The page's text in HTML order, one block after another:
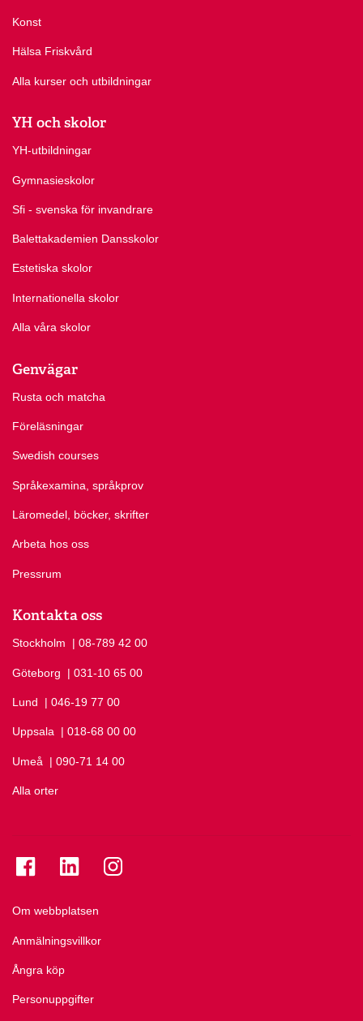
Konst
Hälsa Friskvård
Alla kurser och utbildningar
YH och skolor
YH-utbildningar
Gymnasieskolor
Sfi - svenska för invandrare
Balettakademien Dansskolor
Estetiska skolor
Internationella skolor
Alla våra skolor
Genvägar
Rusta och matcha
Föreläsningar
Swedish courses
Språkexamina, språkprov
Läromedel, böcker, skrifter
Arbeta hos oss
Pressrum
Kontakta oss
Stockholm Ring Stockholm på
| 08-789 42 00
Göteborg Ring Göteborg på
| 031-10 65 00
Lund Ring Lund på
| 046-19 77 00
Uppsala Ring Uppsala på
| 018-68 00 00
Umeå Ring Umeå på
| 090-71 14 00
Alla orter
Om webbplatsen
Anmälningsvillkor
Ångra köp
Personuppgifter
Se folkuniversitetet på Facebook
Se folkuniversitetet på LinkedIn